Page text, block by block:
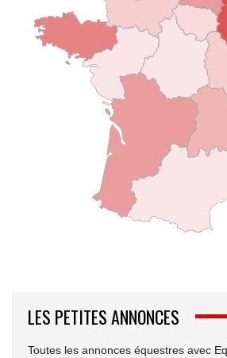
LES PETITES ANNONCES
Toutes les annonces équestres avec